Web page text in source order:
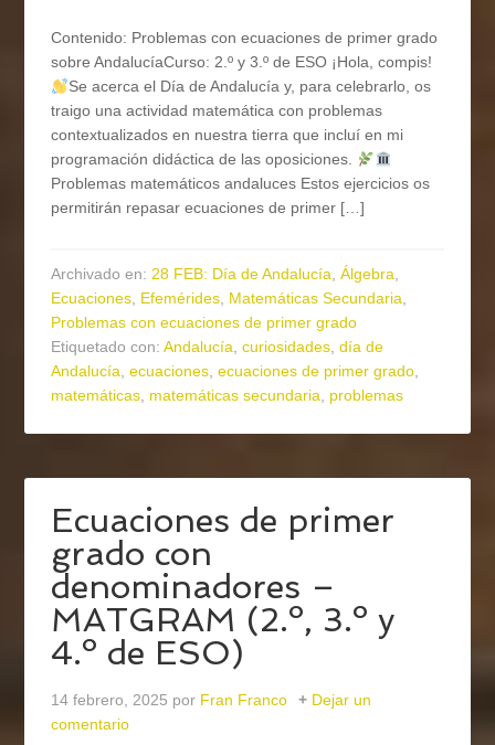
Contenido: Problemas con ecuaciones de primer grado
sobre AndalucíaCurso: 2.º y 3.º de ESO ¡Hola, compis!
Se acerca el Día de Andalucía y, para celebrarlo, os
traigo una actividad matemática con problemas
contextualizados en nuestra tierra que incluí en mi
programación didáctica de las oposiciones.
Problemas matemáticos andaluces Estos ejercicios os
permitirán repasar ecuaciones de primer […]
Archivado en:28 FEB: Día de Andalucía,Álgebra,
Ecuaciones, Efemérides, Matemáticas Secundaria,
Problemas con ecuaciones de primer grado
Etiquetado con:Andalucía,curiosidades,día de
Andalucía,ecuaciones,ecuaciones de primer grado,
matemáticas, matemáticas secundaria, problemas
Ecuaciones de primer
grado con
denominadores –
MATGRAM (2.º, 3.º y
4.º de ESO)
14 febrero, 2025 por Fran Franco
Dejar un
comentario